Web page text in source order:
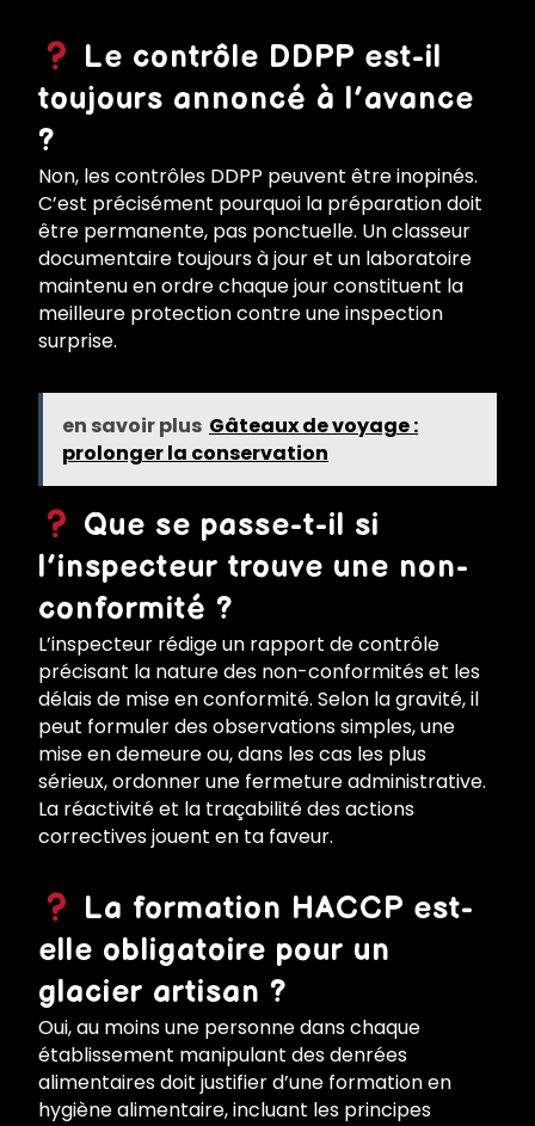
Le contrôle DDPP est-il
toujours annoncé à l’avance
?
Non, les contrôles DDPP peuvent être inopinés.
C’est précisément pourquoi la préparation doit
être permanente, pas ponctuelle. Un classeur
documentaire toujours à jour et un laboratoire
maintenu en ordre chaque jour constituent la
meilleure protection contre une inspection
surprise.
en savoir plus Gâteaux de voyage :
prolonger la conservation
Que se passe-t-il si
l’inspecteur trouve une non-
conformité ?
L’inspecteur rédige un rapport de contrôle
précisant la nature des non-conformités et les
délais de mise en conformité. Selon la gravité, il
peut formuler des observations simples, une
mise en demeure ou, dans les cas les plus
sérieux, ordonner une fermeture administrative.
La réactivité et la traçabilité des actions
correctives jouent en ta faveur.
La formation HACCP est-
elle obligatoire pour un
glacier artisan ?
Oui, au moins une personne dans chaque
établissement manipulant des denrées
alimentaires doit justifier d’une formation en
hygiène alimentaire, incluant les principes